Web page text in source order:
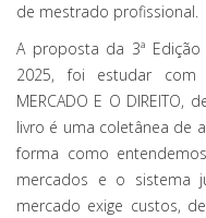
de mestrado profissional.
A proposta da 3ª
2025, foi estudar com
MERCADO E O DIREITO,
livro é uma coletânea de
forma como
mercados e o sistema
mercado exige custos,